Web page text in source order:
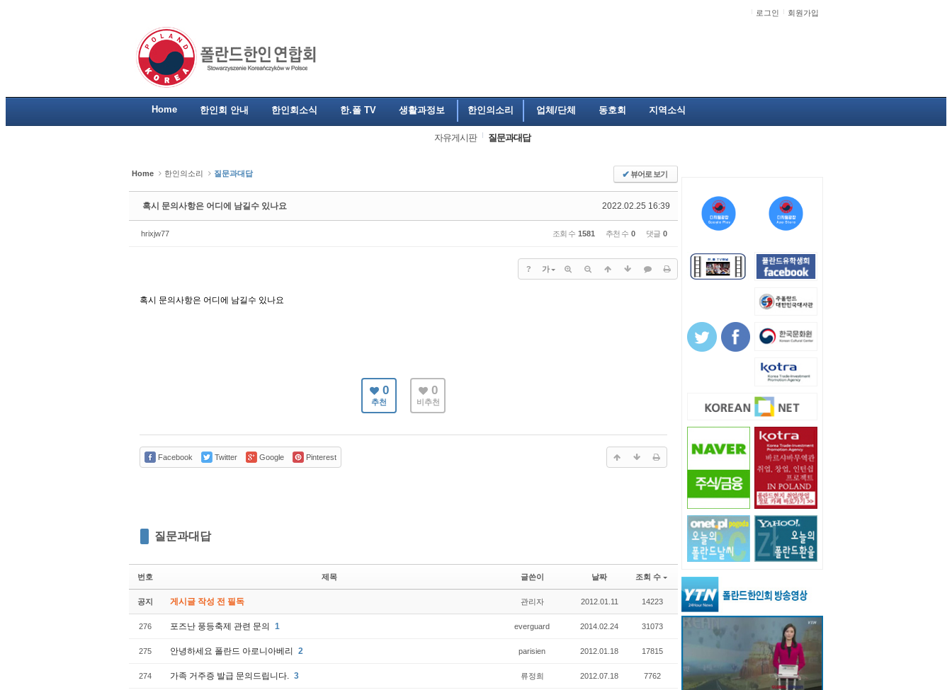
로그인 회원가입
Home 한인회 안내 한인회소식 한.폴 TV 생활과정보 한인의소리 업체/단체 동호회 지역소식
자유게시판 질문과대답
Home 한인의소리 질문과대답 ✔뷰어로 보기
2022.02.25 16:39
혹시 문의사항은 어디에 남길수 있나요
hrixjw77 조회 수 1581 추천 수 0 댓글 0
? 가
혹시 문의사항은 어디에 남길수 있나요
0
추천
0
비추천
Facebook Twitter Google Pinterest
질문과대답
번호 제목 글쓴이 날짜 조회 수
공지 게시글 작성 전 필독 관리자 2012.01.11 14223
276 포즈난 풍등축제 관련 문의 1 everguard 2014.02.24 31073
275 안녕하세요 폴란드 아로니아베리 2 parisien 2012.01.18 17815
274 가족 거주증 발급 문의드립니다. 3 류정희 2012.07.18 7762